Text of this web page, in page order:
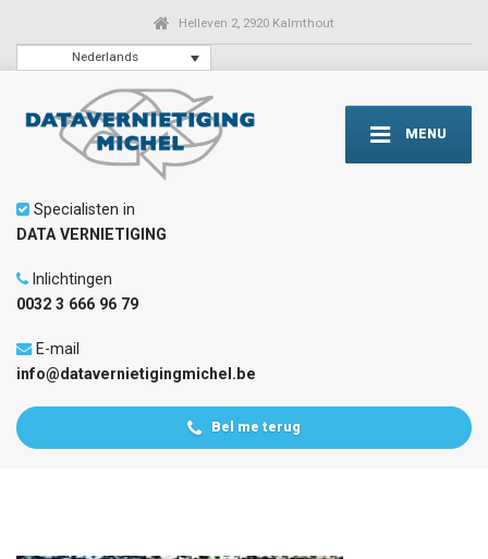
Helleven 2, 2920 Kalmthout
Nederlands
MENU
Specialisten in
DATA VERNIETIGING
Inlichtingen
0032 3 666 96 79
E-mail
info@datavernietigingmichel.be
Bel me terug